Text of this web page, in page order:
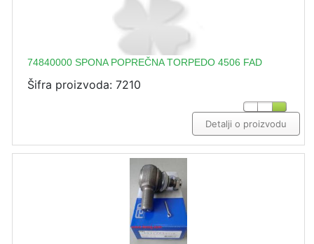
74840000 SPONA POPREČNA TORPEDO 4506 FAD
Šifra proizvoda: 7210
Detalji o proizvodu